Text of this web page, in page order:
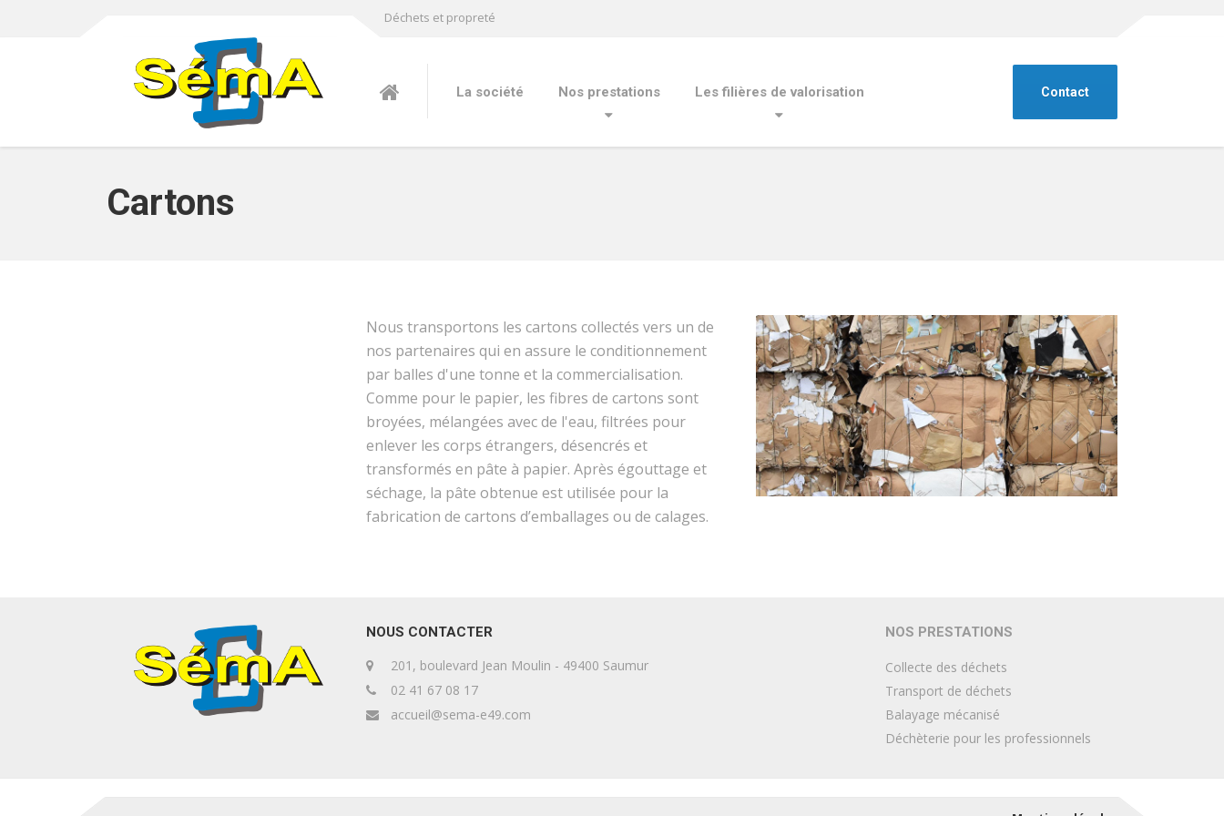
Déchets et propreté
La société Nos prestations Les filières de valorisation Contact
Cartons
Nous transportons les cartons collectés vers un de
nos partenaires qui en assure le conditionnement
par balles d'une tonne et la commercialisation.
Comme pour le papier, les fibres de cartons sont
broyées, mélangées avec de l'eau, filtrées pour
enlever les corps étrangers, désencrés et
transformés en pâte à papier. Après égouttage et
séchage, la pâte obtenue est utilisée pour la
fabrication de cartons d’emballages ou de calages.
NOUS CONTACTER
201, boulevard Jean Moulin - 49400 Saumur
02 41 67 08 17
accueil@sema-e49.com
NOS PRESTATIONS
Collecte des déchets
Transport de déchets
Balayage mécanisé
Déchèterie pour les professionnels